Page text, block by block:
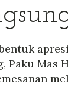
Paku Mas